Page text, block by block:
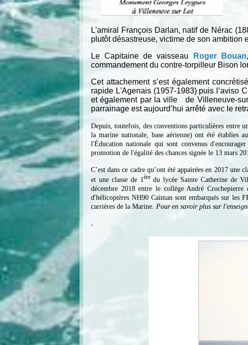
L'amiral François Darlan, natif de Nérac
plutôt désastreuse, victime de son ambition
Le Capitaine de vaisseau
Roger Bouan
commandement du contre-torpilleur Bison
Cet attachement s’est également
rapide L'Agenais (1957-1983) puis l’aviso
et également par la ville de Villeneuve-
parrainage est aujourd’hui arrêté avec le
Depuis, toutefois, des conventions particulières entre
la marine nationale, base aérienne) ont été établies
l'Éducation nationale qui sont convenus
promotion de l'égalité des chances signée le 13 mars
C’est dans ce cadre qu’ont été appairées en 2017
et une classe de 1èredu lycée Sainte Catherine de
décembre 2018 entre le collège André
d'hélicoptères NH90 Caïman sont embarqués sur les
carrières de la Marine. Pour en savoir plus sur
.